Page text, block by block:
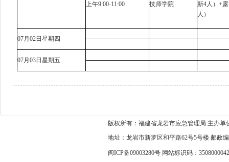
上午9:00-11:00 技师学院
新4人）+
人）
07月02日星期四
07月03日星期五